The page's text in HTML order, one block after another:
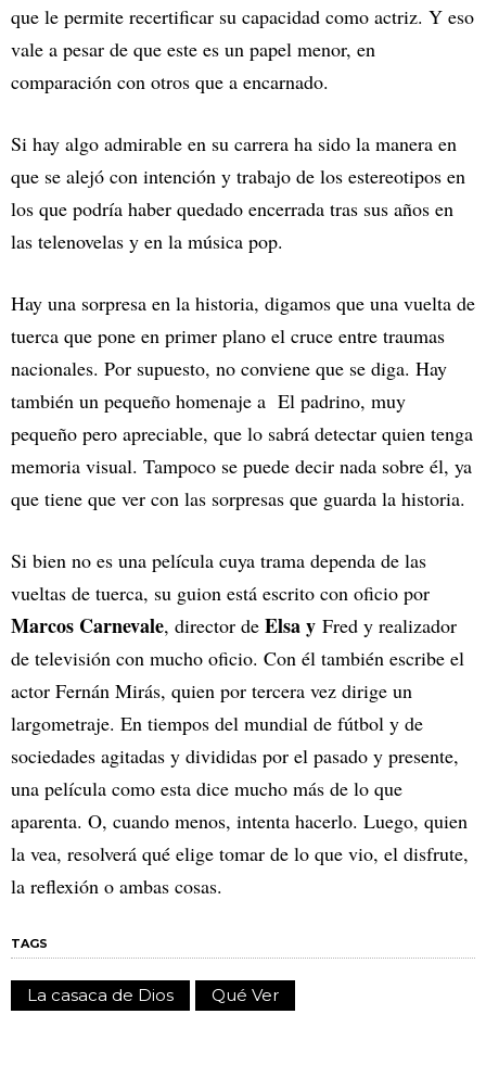
que le permite recertificar su capacidad como actriz. Y eso
vale a pesar de que este es un papel menor, en
comparación con otros que a encarnado.
Si hay algo admirable en su carrera ha sido la manera en
que se alejó con intención y trabajo de los estereotipos en
los que podría haber quedado encerrada tras sus años en
las telenovelas y en la música pop.
Hay una sorpresa en la historia, digamos que una vuelta de
tuerca que pone en primer plano el cruce entre traumas
nacionales. Por supuesto, no conviene que se diga. Hay
también un pequeño homenaje a El padrino, muy
pequeño pero apreciable, que lo sabrá detectar quien tenga
memoria visual. Tampoco se puede decir nada sobre él, ya
que tiene que ver con las sorpresas que guarda la historia.
Si bien no es una película cuya trama dependa de las
vueltas de tuerca, su guion está escrito con oficio por
Marcos Carnevale, director de Elsa y Fred y realizador
de televisión con mucho oficio. Con él también escribe el
actor Fernán Mirás, quien por tercera vez dirige un
largometraje. En tiempos del mundial de fútbol y de
sociedades agitadas y divididas por el pasado y presente,
una película como esta dice mucho más de lo que
aparenta. O, cuando menos, intenta hacerlo. Luego, quien
la vea, resolverá qué elige tomar de lo que vio, el disfrute,
la reflexión o ambas cosas.
TAGS
La casaca de Dios Qué Ver